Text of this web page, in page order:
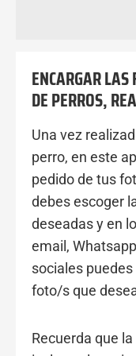
ENCARGAR
DE PERROS,
Una vez
perro, en este
pedido de tus
debes escoger
deseadas y en
email,
sociales
foto/s que
Recuerda que